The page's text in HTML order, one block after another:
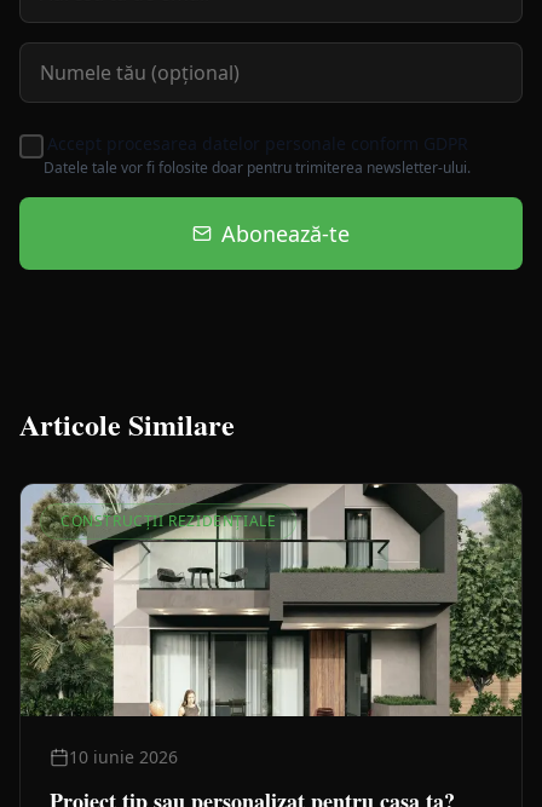
Accept procesarea datelor personale conform GDPR
Datele tale vor fi folosite doar pentru trimiterea newsletter-ului.
Abonează-te
Articole Similare
CONSTRUCȚII REZIDENȚIALE
10 iunie 2026